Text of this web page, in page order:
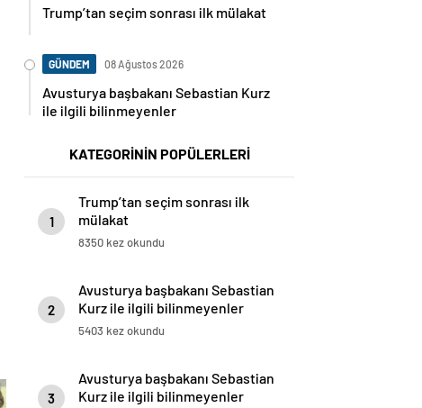
Trump’tan seçim sonrası ilk mülakat
GÜNDEM 08 Ağustos 2026
Avusturya başbakanı Sebastian Kurz
ile ilgili bilinmeyenler
KATEGORİNİN POPÜLERLERİ
1
Trump’tan seçim sonrası ilk
mülakat
8350 kez okundu
2
Avusturya başbakanı Sebastian
Kurz ile ilgili bilinmeyenler
5403 kez okundu
3
Avusturya başbakanı Sebastian
Kurz ile ilgili bilinmeyenler